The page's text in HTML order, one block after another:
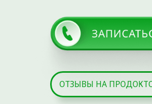
патологии стоп, имеет богатый опыт
оперативного лечения травм и патологии
опорно-двигательного аппарата у детей, так
же прекрасно ориентируется во всех методах
консервативного (безоперационного)
Медицинский стаж ведется с 2016 года.